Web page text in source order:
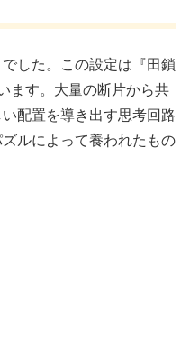
した。この設定は『田鎖
ます。大量の断片から共
配置を導き出す思考回路
ルによって養われたもの